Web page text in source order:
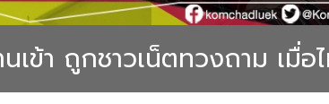
ข้า ถูกชาวเน็ตทวงถาม เมื่อ